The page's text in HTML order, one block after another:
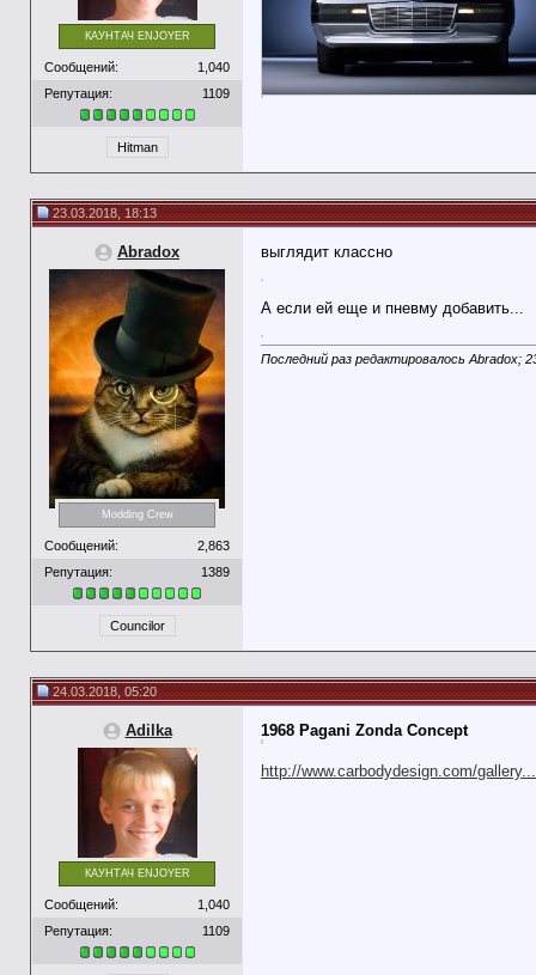
КАУНТАЧ ENJOYER
Сообщений:
1,040
Репутация:
1109
Hitman
23.03.2018, 18:13
Abradox
Modding Crew
Сообщений:
2,863
Репутация:
1389
Councilor
выглядит классно
А если ей еще и пневму добавить...
Последний раз редактировалось Abradox;
24.03.2018, 05:20
Adilka
КАУНТАЧ ENJOYER
Сообщений:
1,040
Репутация:
1109
1968 Pagani Zonda Concept
http://www.carbodydesign.com/